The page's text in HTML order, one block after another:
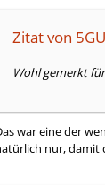
Zitat von
Wohl gemerkt
war eine der
nur, damit